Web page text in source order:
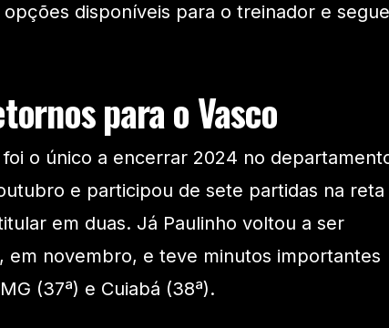
disponíveis para o treinador e segue
para o Vasco
o único a encerrar 2024 no
e participou de sete partidas na reta
em duas. Já Paulinho voltou a ser
em novembro, e teve minutos importantes
(37ª) e Cuiabá (38ª).